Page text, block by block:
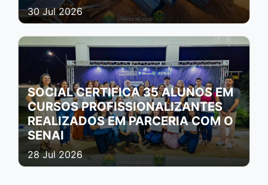
30 Jul 2026
SOCIAL CERTIFICA 35 ALUNOS EM
CURSOS PROFISSIONALIZANTES
REALIZADOS EM PARCERIA COM O
SENAI
28 Jul 2026